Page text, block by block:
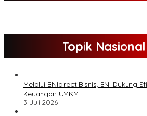
Topik Nasional
Melalui BNIdirect Bisnis, BNI Dukung
Keuangan UMKM
3 Juli 2026